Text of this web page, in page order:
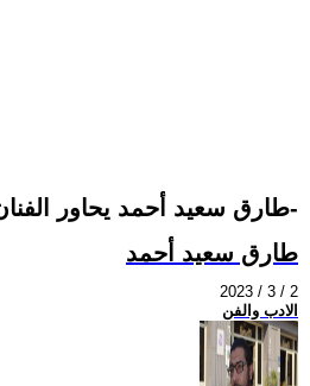
طارق سعيد أحمد يحاور الفنان التشكيلي العالمي -محمد عبلة-
طارق سعيد أحمد
2023 / 3 / 2
الادب والفن